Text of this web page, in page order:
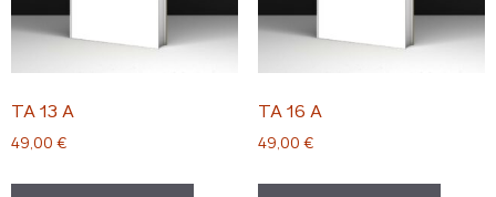
TA 13 A
49,00 €
TA 16 A
49,00 €